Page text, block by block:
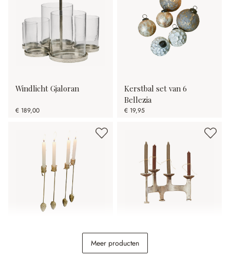
Windlicht Gjaloran
€ 189,00
Kerstbal set van 6
Bellezia
€ 19,95
Kaarsenhouder set van 4
Kaarsenhouder Tarimor
Meer producten